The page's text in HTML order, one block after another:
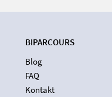
BIPARCOURS
Blog
FAQ
Kontakt